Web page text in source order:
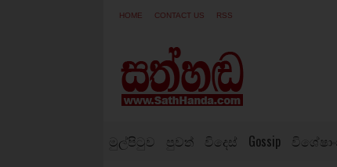
HOME CONTACT US RSS
මුල්පිටුව පුවත් විදෙස් Gossip